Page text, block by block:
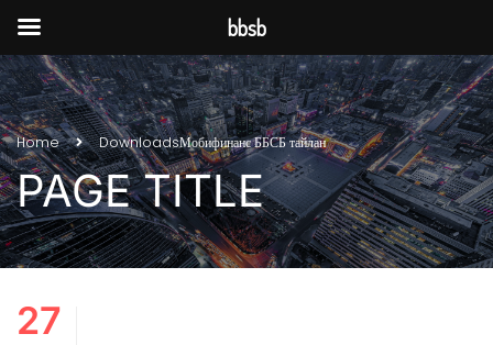
Home DownloadsМобифинанс ББСБ тайлан
PAGE TITLE
27
bbsb